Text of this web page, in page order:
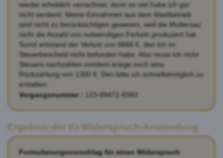
wieder erheblich verrechnet, denn so viel habe ich gar
nicht verdient. Meine Einnahmen aus dem Mastbetrieb
sind nicht zu berücksichtigen gewesen, weil die Muttersau
nicht die Anzahl von notwendigen Ferkeln produziert hat.
Somit entstand der Verlust von 6666 €, den ich im
Steuerbescheid nicht befunden habe. Also muss ich nicht
Steuern nachzahlen sondern kriege noch eine
Rückzahlung von 1300 €. Den bitte ich schnellstmöglich zu
erstatten.
Vorgangsnummer :
123-89472-8393
Ergebnis der KI-Widerspruch-Anwendung
Formulierungsvorschlag für einen Widerspruch